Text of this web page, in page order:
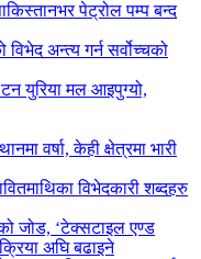
पेट्रोल पम्प बन्द
विभेद अन्त्य गर्न सर्वोच्चको
युरिया मल आइपुग्यो,
वर्षा, केही क्षेत्रमा भारी
विभेदकारी शब्दहरु
जोड, ‘टेक्सटाइल एण्ड
अघि बढाइने